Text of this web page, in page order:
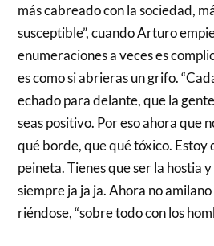
más cabreado con la sociedad,
susceptible”, cuando Arturo
enumeraciones a veces es
es como si abrieras un grifo.
echado para delante, que la
seas positivo. Por eso ahora que
qué borde, que qué tóxico. Estoy
peineta. Tienes que ser la hostia
siempre ja ja ja. Ahora no
riéndose, “sobre todo con los